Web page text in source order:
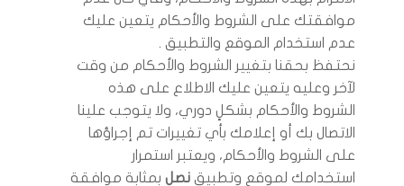
موافقتك على الشروط والأحكام يتعين عليك
عدم استخدام الموقع والتطبيق .
نحتفظ بحقنا بتغيير الشروط والأحكام من وقت
لآخر وعليه يتعين عليك الاطلاع على هذه
الشروط والأحكام بشكلٍ دوري، ولا يتوجب علينا
الاتصال بك أو إعلامك بأي تغييرات تم إجراؤها
على الشروط والأحكام، ويعتبر استمرار
استخدامك لموقع وتطبيق نصل بمثابة موافقة